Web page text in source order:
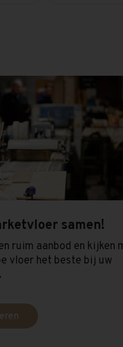
samen!
ruim aanbod en kijken
vloer het beste bij uw